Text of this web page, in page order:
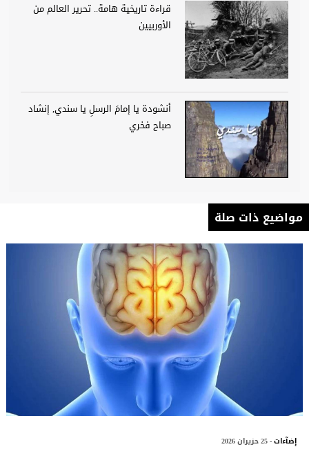
قراءة تاريخية هامة.. تحرير العالم من
الأوربيين
أنشودة يا إمامَ الرسلِ يا سندي, إنشاد
صباح فخري
مواضيع ذات صلة
إضآءات- 25 حزيران 2026